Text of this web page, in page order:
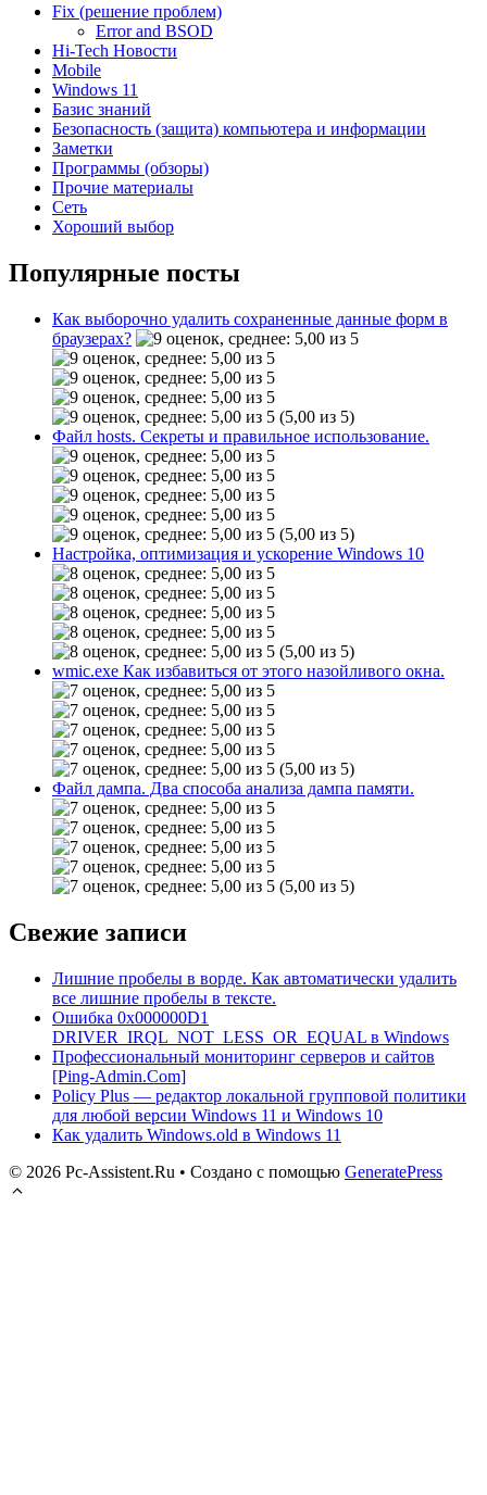
Fix (решение проблем)
Error and BSOD
Hi-Tech Новости
Mobile
Windows 11
Базис знаний
Безопасность (защита) компьютера и информации
Заметки
Программы (обзоры)
Прочие материалы
Сеть
Хороший выбор
Популярные посты
Как выборочно удалить сохраненные данные форм в
браузерах?
(5,00 из 5)
Файл hosts. Секреты и правильное использование.
(5,00 из 5)
Настройка, оптимизация и ускорение Windows 10
(5,00 из 5)
wmic.exe Как избавиться от этого назойливого окна.
(5,00 из 5)
Файл дампа. Два способа анализа дампа памяти.
(5,00 из 5)
Свежие записи
Лишние пробелы в ворде. Как автоматически удалить
все лишние пробелы в тексте.
Ошибка 0x000000D1
DRIVER_IRQL_NOT_LESS_OR_EQUAL в Windows
Профессиональный мониторинг серверов и сайтов
[Ping-Admin.Com]
Policy Plus — редактор локальной групповой политики
для любой версии Windows 11 и Windows 10
Как удалить Windows.old в Windows 11
© 2026 Pc-Assistent.Ru • Создано с помощью GeneratePress